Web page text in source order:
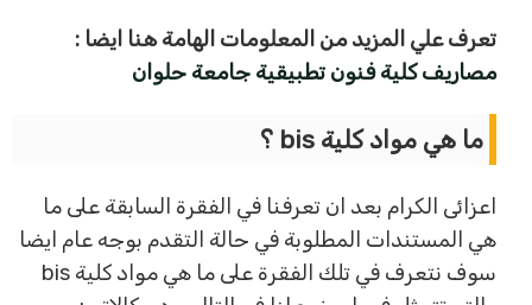
تعرف علي المزيد من المعلومات الهامة هنا ايضا :
مصاريف كلية فنون تطبيقية جامعة حلوان
ما هي مواد كلية bis ؟
اعزائى الكرام بعد ان تعرفنا في الفقرة السابقة على ما
هي المستندات المطلوبة في حالة التقدم بوجه عام ايضا
سوف نتعرف في تلك الفقرة على ما هي مواد كلية bis